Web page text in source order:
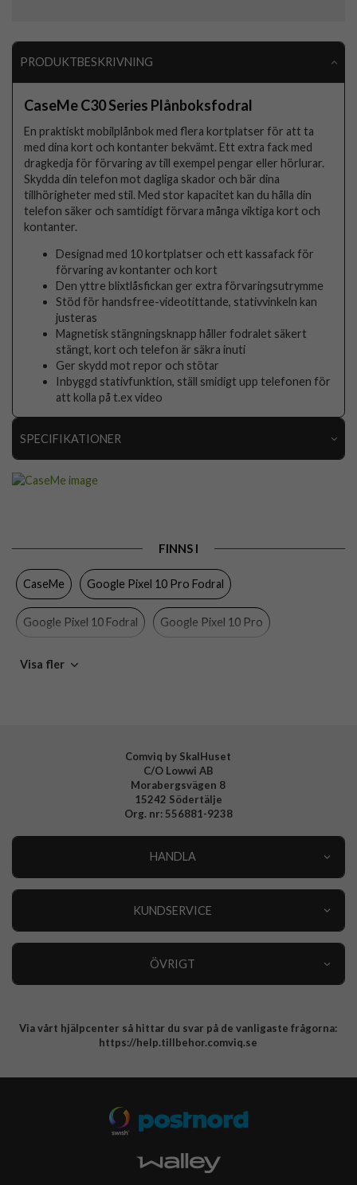
PRODUKTBESKRIVNING
CaseMe C30 Series Plånboksfodral
En praktiskt mobilplånbok med flera kortplatser för att ta
med dina kort och kontanter bekvämt. Ett extra fack med
dragkedja för förvaring av till exempel pengar eller hörlurar.
Skydda din telefon mot dagliga skador och bär dina
tillhörigheter med stil. Med stor kapacitet kan du hålla din
telefon säker och samtidigt förvara många viktiga kort och
kontanter.
Designad med 10 kortplatser och ett kassafack för
förvaring av kontanter och kort
Den yttre blixtlåsfickan ger extra förvaringsutrymme
Stöd för handsfree-videotittande, stativvinkeln kan
justeras
Magnetisk stängningsknapp håller fodralet säkert
stängt, kort och telefon är säkra inuti
Ger skydd mot repor och stötar
Inbyggd stativfunktion, ställ smidigt upp telefonen för
att kolla på t.ex video
SPECIFIKATIONER
Egenskaper Dragkedja, Handrem, Kortfack, Stativfunktion
Färg
Material Konstläder, Mjukplast (TPU)
Varumärke
FINNS I
CaseMe Google Pixel 10 Pro Fodral
Google Pixel 10 Fodral Google Pixel 10 Pro
Google Pixel 10
Visa fler
Comviq by SkalHuset
C/O Lowwi AB
Morabergsvägen 8
15242 Södertälje
Org. nr: 556881-9238
HANDLA
KUNDSERVICE
ÖVRIGT
Integritetspolicy
Via vårt hjälpcenter så hittar du svar på de vanligaste frågorna:
https://help.tillbehor.comviq.se